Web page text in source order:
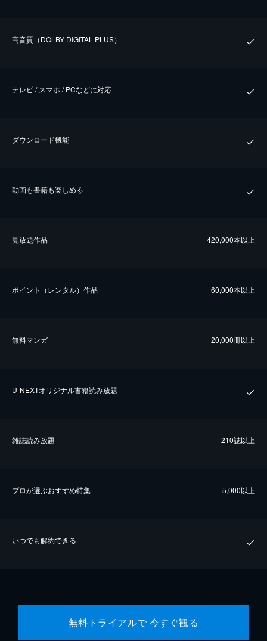
⾼⾳質（DOLBY DIGITAL PLUS）
テレビ / スマホ / PCなどに対応
ダウンロード機能
動画も書籍も楽しめる
⾒放題作品 420,000本以上
ポイント（レンタル）作品 60,000本以上
無料マンガ 20,000冊以上
U-NEXTオリジナル書籍読み放題
雑誌読み放題 210誌以上
プロが選ぶおすすめ特集 5,000以上
いつでも解約できる
無料トライアルで 今すぐ観る